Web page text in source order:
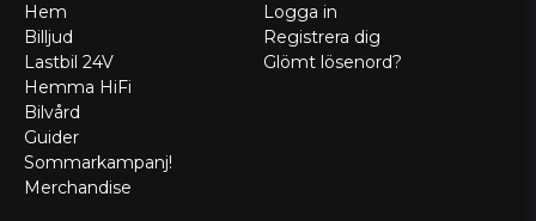
Hem
Billjud
Lastbil 24V
Hemma HiFi
Bilvård
Guider
Sommarkampanj!
Merchandise
Logga in
Registrera dig
Glömt lösenord?